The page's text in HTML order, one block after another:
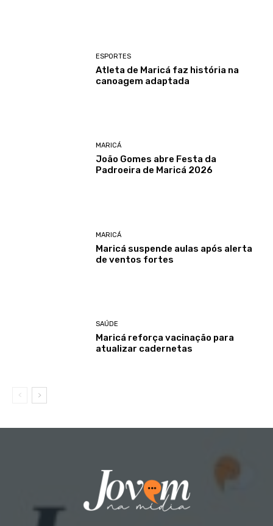
ESPORTES
Atleta de Maricá faz história na
canoagem adaptada
MARICÁ
João Gomes abre Festa da
Padroeira de Maricá 2026
MARICÁ
Maricá suspende aulas após alerta
de ventos fortes
SAÚDE
Maricá reforça vacinação para
atualizar cadernetas